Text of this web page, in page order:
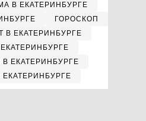
В ЕКАТЕРИНБУРГЕ
ГОРОСКОП
В ЕКАТЕРИНБУРГЕ
ЕКАТЕРИНБУРГЕ
ЕКАТЕРИНБУРГЕ